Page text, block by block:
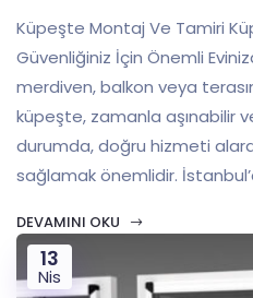
Küpeşte Montaj Ve Tamiri
Güvenliğiniz İçin Önemli
merdiven, balkon veya
küpeşte, zamanla aşınabilir
durumda, doğru hizmeti
sağlamak önemlidir.
DEVAMINI OKU
13
Nis